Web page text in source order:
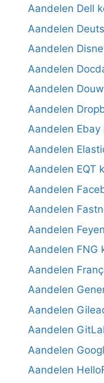
Aandelen Dell
Aandelen
Aandelen
Aandelen
Aandelen
Aandelen
Aandelen Ebay
Aandelen
Aandelen EQT
Aandelen
Aandelen
Aandelen
Aandelen FNG
Aandelen
Aandelen
Aandelen
Aandelen
Aandelen
Aandelen